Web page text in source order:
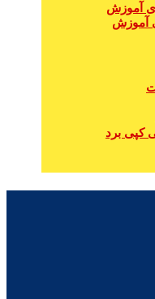
آموزش
آموزش
کپی برد